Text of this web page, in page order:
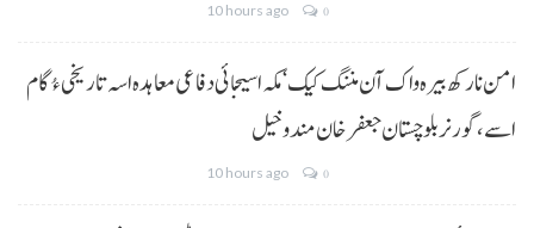
10 hours ago 0
امن نا رکھ بیرہ واک آن مننگ کیک‘ مکہ اسیجائی دفاعی معاہدہ اسہ تاریخی ءُ گام
اسے،گورنر بلوچستان جعفر خان مندوخیل
10 hours ago 0